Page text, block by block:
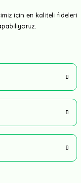
için en kaliteli fideleri